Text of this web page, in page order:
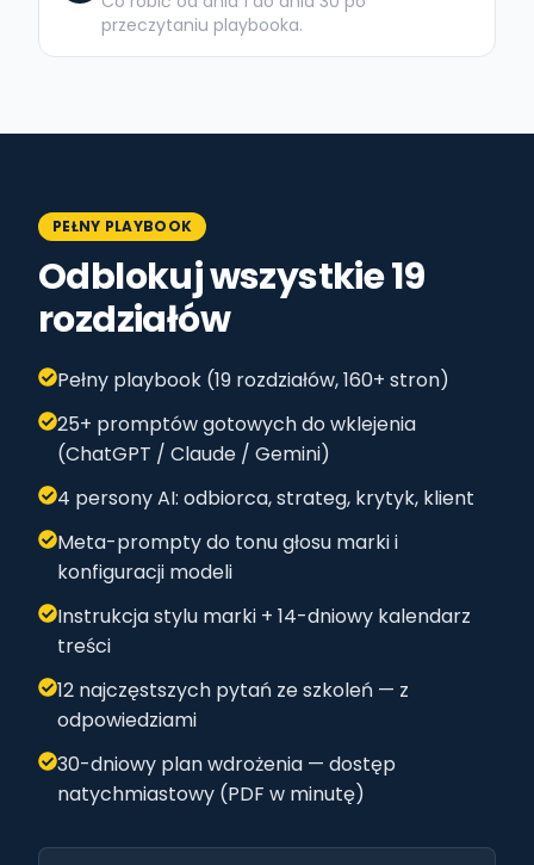
przeczytaniu playbooka.
PEŁNY PLAYBOOK
Odblokuj wszystkie 19
rozdziałów
Pełny playbook (19 rozdziałów, 160+ stron)
25+ promptów gotowych do wklejenia
(ChatGPT / Claude / Gemini)
4 persony AI: odbiorca, strateg, krytyk, klient
Meta-prompty do tonu głosu marki i
konfiguracji modeli
Instrukcja stylu marki + 14-dniowy kalendarz
treści
12 najczęstszych pytań ze szkoleń — z
odpowiedziami
30-dniowy plan wdrożenia — dostęp
natychmiastowy (PDF w minutę)